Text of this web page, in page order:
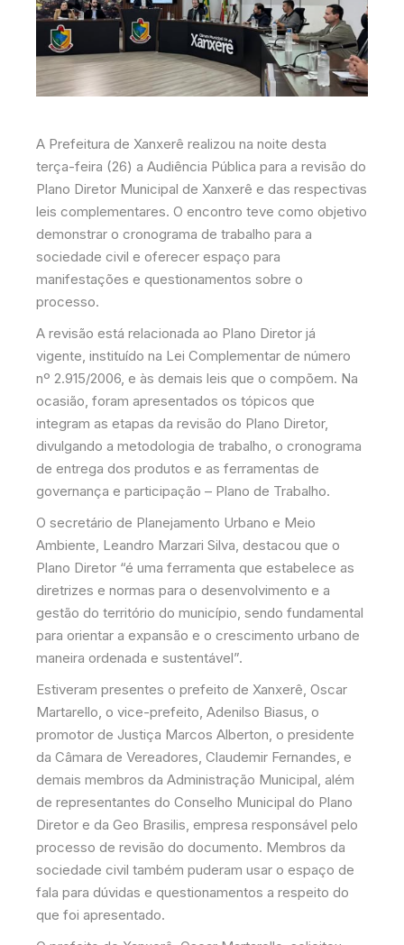
A Prefeitura de Xanxerê realizou na noite desta
terça-feira (26) a Audiência Pública para a revisão do
Plano Diretor Municipal de Xanxerê e das respectivas
leis complementares. O encontro teve como objetivo
demonstrar o cronograma de trabalho para a
sociedade civil e oferecer espaço para
manifestações e questionamentos sobre o
processo.
A revisão está relacionada ao Plano Diretor já
vigente, instituído na Lei Complementar de número
nº 2.915/2006, e às demais leis que o compõem. Na
ocasião, foram apresentados os tópicos que
integram as etapas da revisão do Plano Diretor,
divulgando a metodologia de trabalho, o cronograma
de entrega dos produtos e as ferramentas de
governança e participação – Plano de Trabalho.
O secretário de Planejamento Urbano e Meio
Ambiente, Leandro Marzari Silva, destacou que o
Plano Diretor “é uma ferramenta que estabelece as
diretrizes e normas para o desenvolvimento e a
gestão do território do município, sendo fundamental
para orientar a expansão e o crescimento urbano de
maneira ordenada e sustentável”.
Estiveram presentes o prefeito de Xanxerê, Oscar
Martarello, o vice-prefeito, Adenilso Biasus, o
promotor de Justiça Marcos Alberton, o presidente
da Câmara de Vereadores, Claudemir Fernandes, e
demais membros da Administração Municipal, além
de representantes do Conselho Municipal do Plano
Diretor e da Geo Brasilis, empresa responsável pelo
processo de revisão do documento. Membros da
sociedade civil também puderam usar o espaço de
fala para dúvidas e questionamentos a respeito do
que foi apresentado.